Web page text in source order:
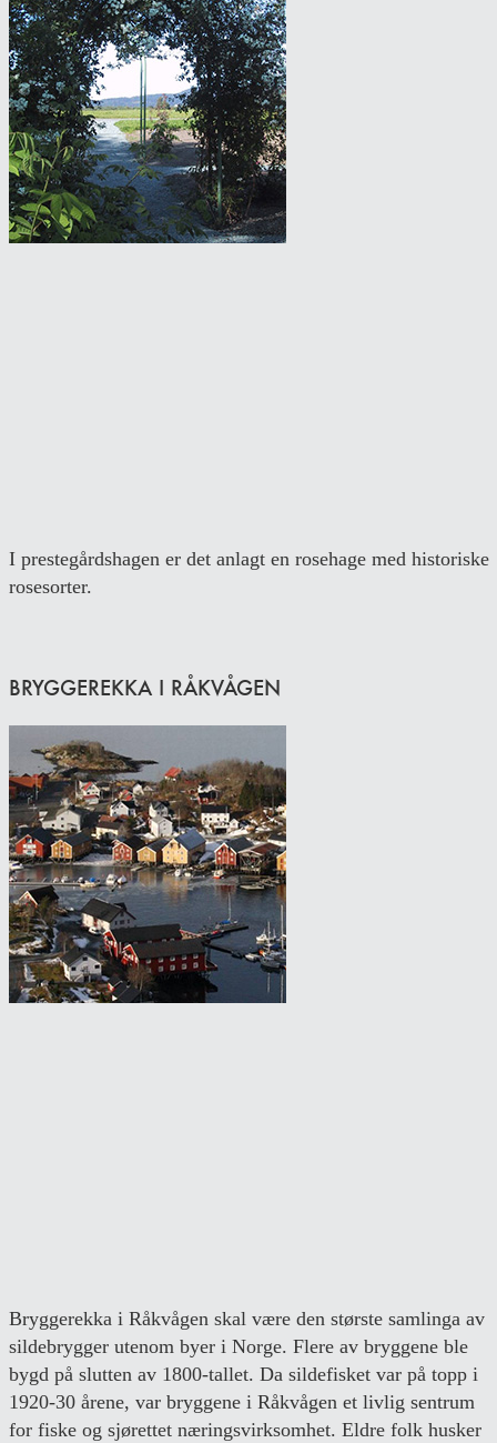
I prestegårdshagen er det anlagt en rosehage med historiske
rosesorter.
BRYGGEREKKA I RÅKVÅGEN
Bryggerekka i Råkvågen skal være den største samlinga av
sildebrygger utenom byer i Norge. Flere av bryggene ble
bygd på slutten av 1800-tallet. Da sildefisket var på topp i
1920-30 årene, var bryggene i Råkvågen et livlig sentrum
for fiske og sjørettet næringsvirksomhet. Eldre folk husker